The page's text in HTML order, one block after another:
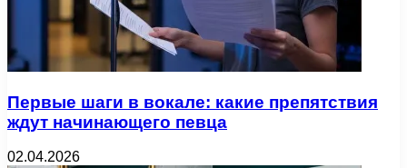
Первые шаги в вокале: какие препятствия
ждут начинающего певца
02.04.2026